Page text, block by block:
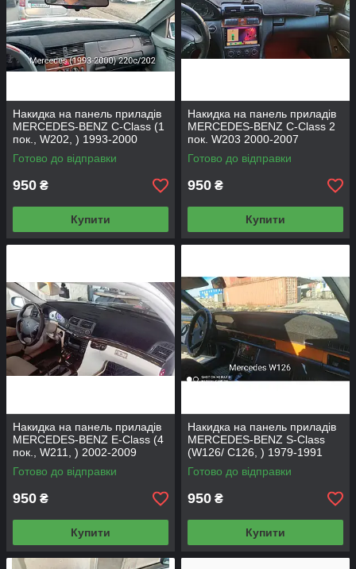
Накидка на панель приладів
MERCEDES-BENZ C-Class (1
пок., W202, ) 1993-2000
Готово до відправки
950 ₴
Купити
Накидка на панель приладів
MERCEDES-BENZ C-Class 2
пок. W203 2000-2007
Готово до відправки
950 ₴
Купити
Накидка на панель приладів
MERCEDES-BENZ E-Class (4
пок., W211, ) 2002-2009
Готово до відправки
950 ₴
Купити
Накидка на панель приладів
MERCEDES-BENZ S-Class
(W126/ C126, ) 1979-1991
Готово до відправки
950 ₴
Купити